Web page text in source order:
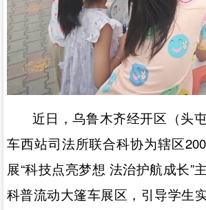
近日，乌鲁木齐经开区（头屯
车西站司法所联合科协为辖区200
展“科技点亮梦想 法治护航成长”
科普流动大篷车展区，引导学生